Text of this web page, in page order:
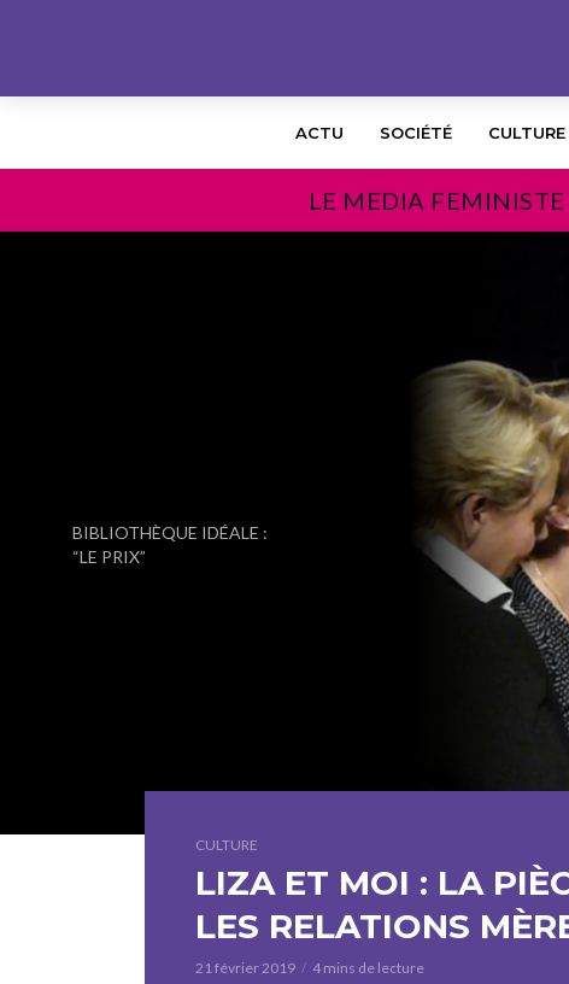
ACTU SOCIÉTÉ CULTURE
LE MEDIA
BIBLIOTHÈQUE IDÉALE :
“LE PRIX”
CULTURE
LIZA ET MOI : LA
LES RELATIONS
21 février 2019 4 mins de lecture